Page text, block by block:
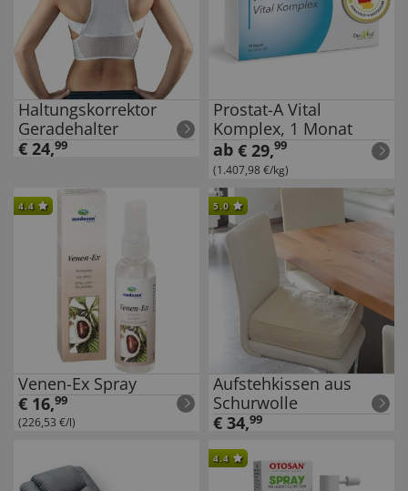
Haltungskorrektor
Geradehalter
€ 24,99
Prostat-A Vital
Komplex, 1 Monat
ab € 29,99
(1.407,98 €/kg)
4.4
Venen-Ex Spray
€ 16,99
(226,53 €/l)
5.0
Aufstehkissen aus
Schurwolle
€ 34,99
4.4